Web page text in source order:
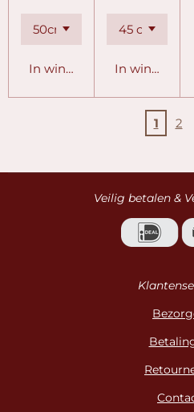
In winkelwagen
In
1 2
Veilig betalen &